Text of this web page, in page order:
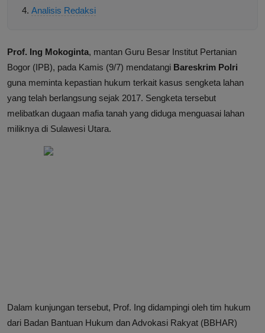
Analisis Redaksi
Prof. Ing Mokoginta, mantan Guru Besar Institut Pertanian
Bogor (IPB), pada Kamis (9/7) mendatangi Bareskrim Polri
guna meminta kepastian hukum terkait kasus sengketa lahan
yang telah berlangsung sejak 2017. Sengketa tersebut
melibatkan dugaan mafia tanah yang diduga menguasai lahan
miliknya di Sulawesi Utara.
Dalam kunjungan tersebut, Prof. Ing didampingi oleh tim hukum
dari Badan Bantuan Hukum dan Advokasi Rakyat (BBHAR)